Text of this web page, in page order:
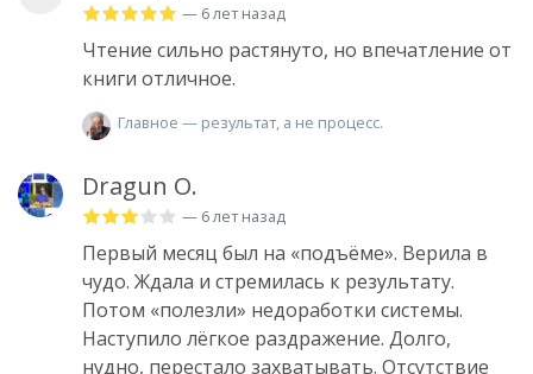
— 6 лет назад
Чтение сильно растянуто, но впечатление от
книги отличное.
Главное — результат, а не процесс.
Dragun O.
— 6 лет назад
Первый месяц был на «подъёме». Верила в
чудо. Ждала и стремилась к результату.
Потом «полезли» недоработки системы.
Наступило лёгкое раздражение. Долго,
нудно, перестало захватывать. Отсутствие